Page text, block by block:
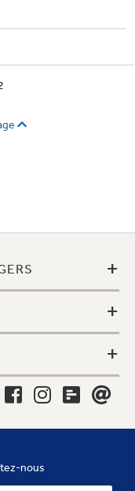
+
+
+
nous